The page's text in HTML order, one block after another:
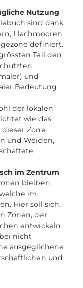
Nutzung
sind dank
Flachmooren
definiert.
Teil den
und
Bedeutung
der lokalen
wie das
Zone
und Weiden,
im Zentrum
bleiben
im
Hier soll sich,
Zonen, der
entwickeln
nicht
ausgeglichene
und